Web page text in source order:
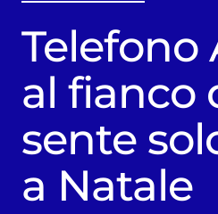
Telefono
al fianco
sente
a Natale